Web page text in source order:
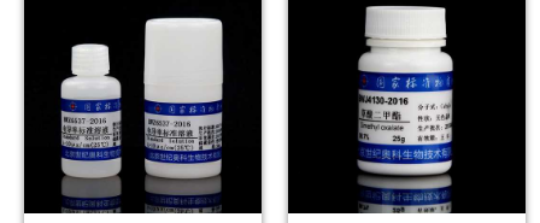
公司主页
购物车
会员中心